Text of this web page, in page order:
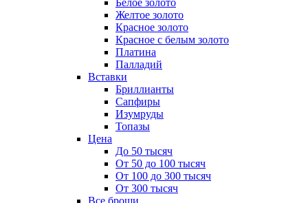
Белое золото
Желтое золото
Красное золото
Красное с белым золото
Платина
Палладий
Вставки
Бриллианты
Сапфиры
Изумруды
Топазы
Цена
До 50 тысяч
От 50 до 100 тысяч
От 100 до 300 тысяч
От 300 тысяч
Все броши